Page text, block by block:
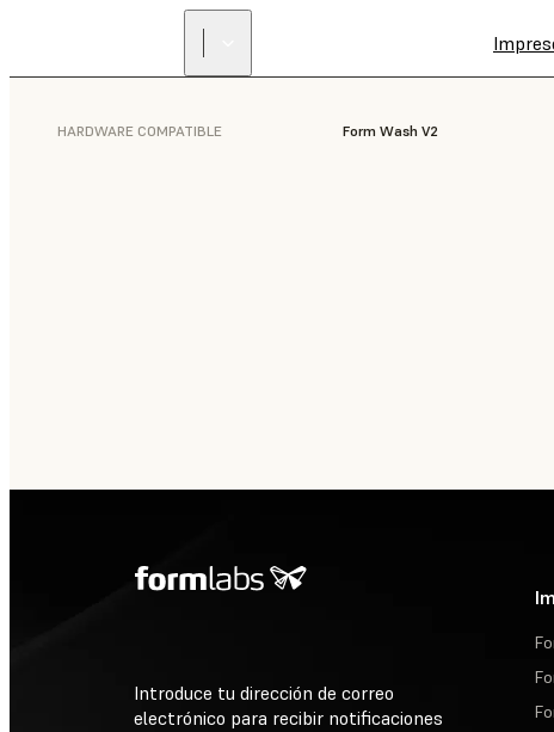
HARDWARE COMPATIBLE Form Wash V2
Introduce tu dirección de correo
electrónico para recibir notificaciones